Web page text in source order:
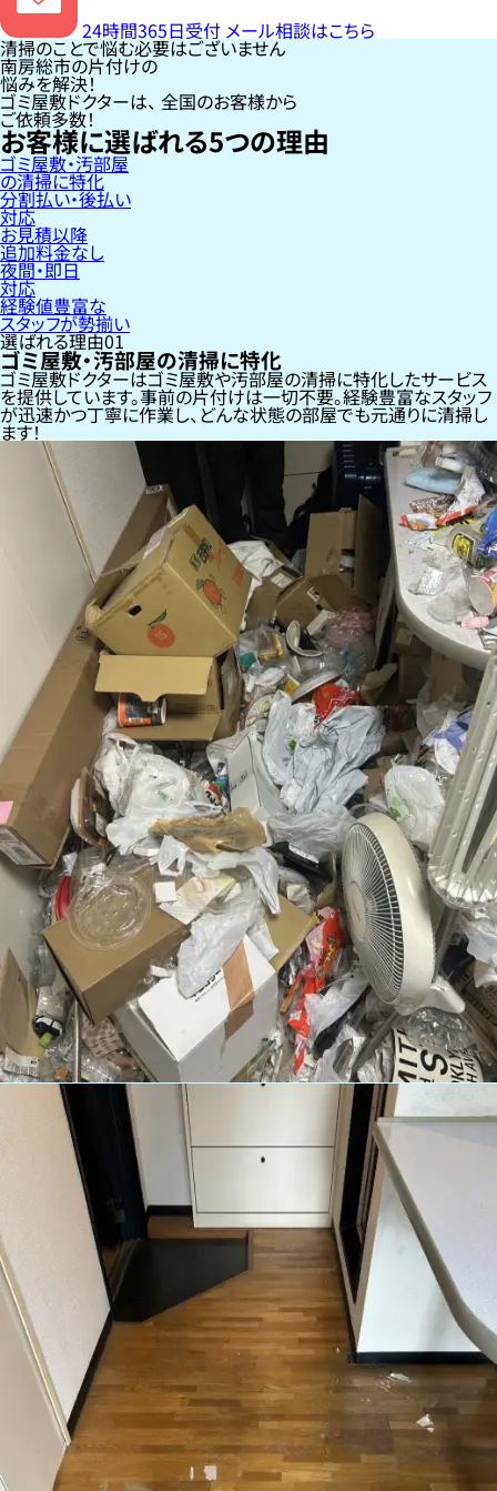
24時間365日受付 メール相談はこちら
清掃のことで悩む必要はございません
南房総市の片付けの
悩みを解決！
ゴミ屋敷ドクターは、 全国のお客様から
ご依頼多数！
お客様に選ばれる5つの理由
ゴミ屋敷・汚部屋
の清掃に特化
分割払い・後払い
対応
お見積以降
追加料金なし
夜間・即日
対応
経験値豊富な
スタッフが勢揃い
選ばれる理由01
ゴミ屋敷・汚部屋の清掃に特化
ゴミ屋敷ドクターはゴミ屋敷や汚部屋の清掃に特化したサービス
を提供しています。事前の片付けは一切不要。経験豊富なスタッフ
が迅速かつ丁寧に作業し、どんな状態の部屋でも元通りに清掃し
ます！